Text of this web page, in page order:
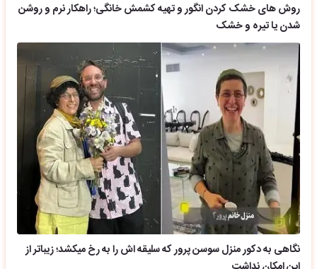
روش های خشک کردن انگور و تهیه کشمش خانگی؛ راهکار نرم و روشن
شدن یا تیره و خشک
نگاهی به دکور منزل سوسن پرور که سلیقه اش را به رخ میکشد؛ زیباتر از